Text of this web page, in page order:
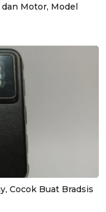
Motor, Model
Cocok Buat Bradsis